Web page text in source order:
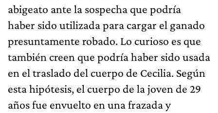
abigeato ante la sospecha que podría
haber sido utilizada para cargar el ganado
presuntamente robado. Lo curioso es que
también creen que podría haber sido usada
en el traslado del cuerpo de Cecilia. Según
esta hipótesis, el cuerpo de la joven de 29
años fue envuelto en una frazada y